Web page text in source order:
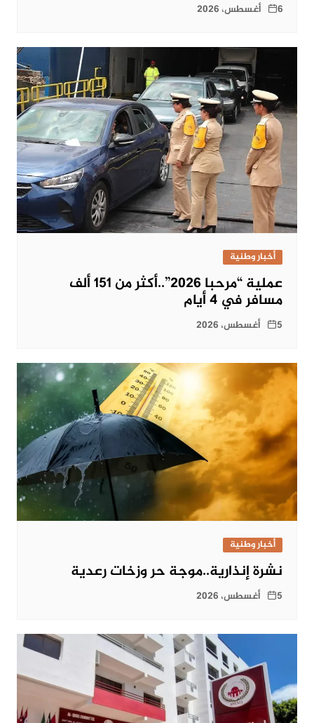
6 أغسطس، 2026
أخبار وطنية
عملية “مرحبا 2026”..أكثر من 151 ألف
مسافر في 4 أيام
5 أغسطس، 2026
أخبار وطنية
نشرة إنذارية..موجة حر وزخات رعدية
5 أغسطس، 2026